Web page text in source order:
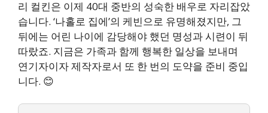
리 컬킨은 이제 40대 중반의 성숙한 배우로 자리잡았
습니다. ‘나홀로 집에’의 케빈으로 유명해졌지만, 그
뒤에는 어린 나이에 감당해야 했던 명성과 시련이 뒤
따랐죠. 지금은 가족과 함께 행복한 일상을 보내며
연기자이자 제작자로서 또 한 번의 도약을 준비 중입
니다. 😊